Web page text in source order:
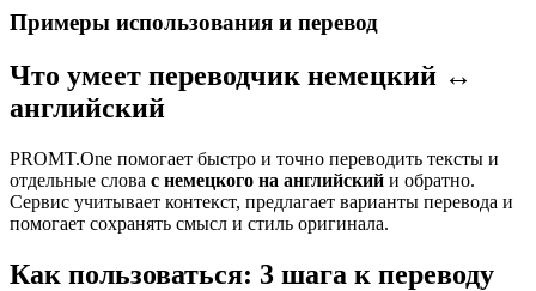
Примеры использования и перевод
Что умеет переводчик немецкий ↔
английский
PROMT.One помогает быстро и точно переводить тексты и
отдельные слова с немецкого на английский и обратно.
Сервис учитывает контекст, предлагает варианты перевода и
помогает сохранять смысл и стиль оригинала.
Как пользоваться: 3 шага к переводу